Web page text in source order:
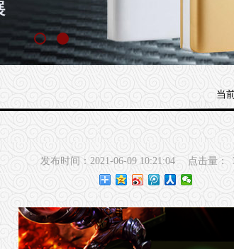
当
发布时间：2021-06-09 10:21:04 点击量：